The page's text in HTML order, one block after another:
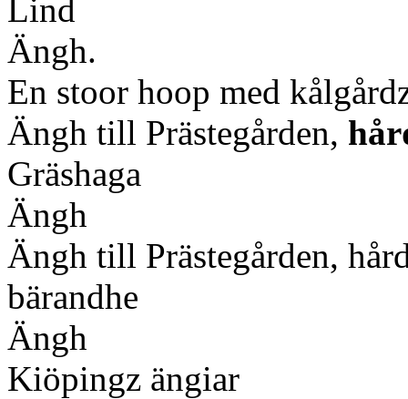
Lind
Ängh.
En stoor hoop med
Ängh till Prästegården,
Gräshaga
Ängh
Ängh till Prästegården,
bärandhe
Ängh
Kiöpingz ängiar